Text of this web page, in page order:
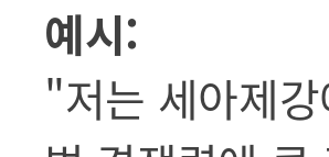
예시:
"저는 세아제